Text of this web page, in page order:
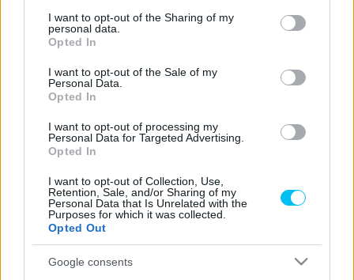
not limited to your visit or usage behaviour. You may click to
grant or deny consent to Google and its third-party tags to
use your data for below specified purposes in below Google
consent section.
I want to opt-out of the Sharing of my
personal data.
Opted In
I want to opt-out of the Sale of my
Personal Data.
Opted In
I want to opt-out of processing my
Personal Data for Targeted Advertising.
Opted In
I want to opt-out of Collection, Use,
Retention, Sale, and/or Sharing of my
Personal Data that Is Unrelated with the
Purposes for which it was collected.
Opted Out
Google consents
A 2023-as szezonban a spanyol Alex Escrig lesz mellette,
aki a Stock600-as Európa-bajnokság megnyerése után a
2022-es szezonra csatlakozott Héctor Garzóhoz a MotoE
bajnoki címért küzd, ami még folyamatban van.
A nagy szenvedéllyel és mély elszántsággal rendelkező
fiatalember együtt fog dolgozni a csapattal azzal a céllal,
hogy együtt fejlődjön a projekttel.